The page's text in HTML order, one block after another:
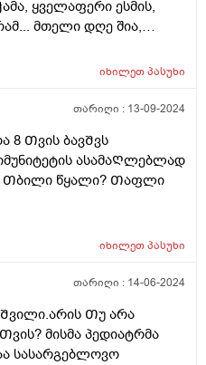
ყველაფერი ესმის,
მთელი დღე შია,
ჭამოს, რომ დანაყრდეს და
პურს ნამცეც-
ვასწავლე. უმეტესად
და არც დამანაყრებელ
მივა სალათის ფოთლებს
ახლა ბულგარულ
ეს ნორმაა? დატანჯული
მთელი დღე.
იხილეთპასუხი
თარიღი : 13-09-2024
8 Თვის ბავᲨვს
ასამაᲦლებლად
Თბილი წყალი? Თაფლი
იხილეთპასუხი
თარიღი : 14-06-2024
Შვილი.არის Თუ არა
მისმა პედიატრმა
სასარგებლოვო